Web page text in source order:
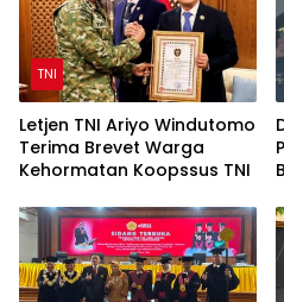
TNI
Letjen TNI Ariyo Windutomo
Terima Brevet Warga
Kehormatan Koopssus TNI